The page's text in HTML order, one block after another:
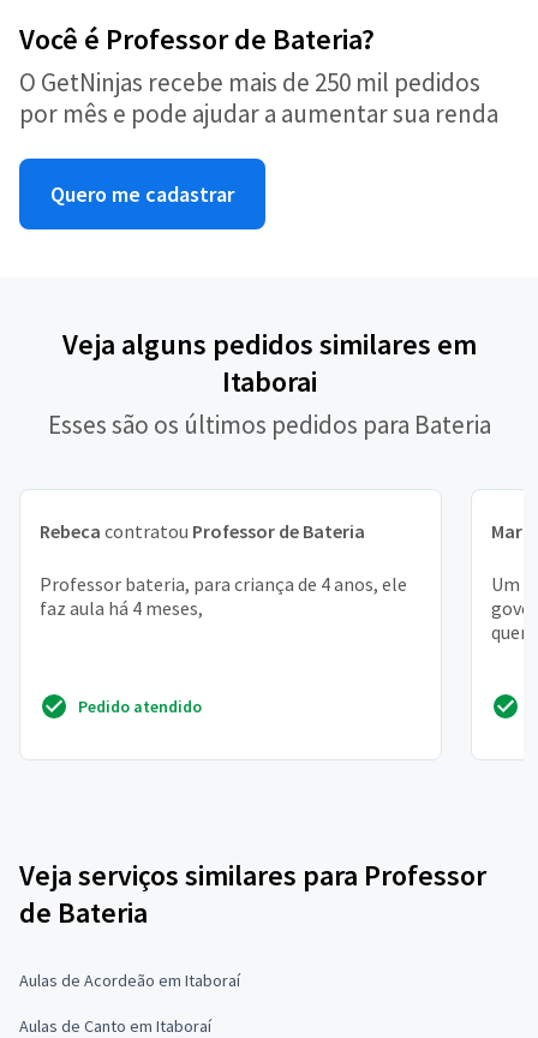
Você é Professor de Bateria?
O GetNinjas recebe mais de 250 mil pedidos
por mês e pode ajudar a aumentar sua renda
Quero me cadastrar
Veja alguns pedidos similares em
Itaborai
Esses são os últimos pedidos para Bateria
Rebeca contratou Professor de Bateria
Professor bateria, para criança de 4 anos, ele
faz aula há 4 meses,
Pedido atendido
Um
Veja serviços similares para Professor
de Bateria
Aulas de Acordeão em Itaboraí
Aulas de Canto em Itaboraí